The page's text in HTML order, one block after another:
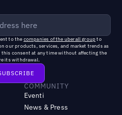
to the companies of the uberall groupto
our products, services, and market trends as
this consent at any time without affecting the
its withdrawal.
COMMUNITY
Eventi
News & Press